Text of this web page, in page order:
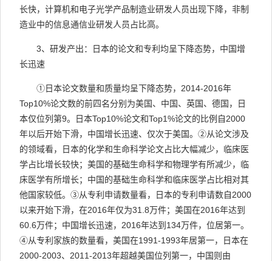
长快，计算机和电子光学产品制造业研发人员出现下降，非制
造业中的信息通信业研发人员占比高。
3、研发产出：日本的论文和专利均呈下降态势，中国增
长迅速
①日本论文数量和质量均呈下降态势， 2014-2016年
Top10%论文数的前四名分别为美国、中国、英国、德国，日
本仅位列第9。日本Top10%论文和Top1%论文的比例自2000
年以后开始下滑，中国增长迅速、仅次于美国。②从论文涉及
的领域看，日本的化学和生命科学论文占比大幅减少，临床医
学占比增长较快；美国的基础生命科学和物理学有所减少，临
床医学有所增长；中国的基础生命科学和临床医学占比相对其
他国家较低。③从专利申请数量看，日本的专利申请数自2000
以来开始下滑，在2016年仅为31.8万件；美国在2016年达到
60.6万件；中国增长迅速， 2016年达到 134万件，位居第一。
④从专利家族的数量看，美国在1991-1993年居第一，日本在
2000-2003、 2011-2013年超越美国位列第一，中国则由